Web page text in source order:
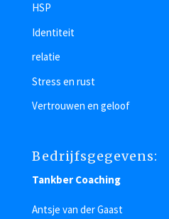
HSP
Identiteit
relatie
Stress en rust
Vertrouwen en geloof
Bedrijfsgegevens:
Tankber Coaching
Antsje van der Gaast